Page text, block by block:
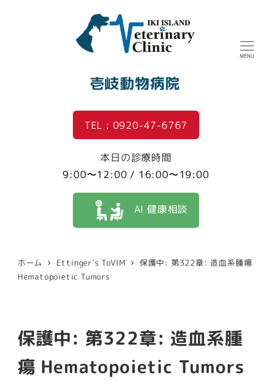
壱岐動物病院
MENU
TEL : 0920-47-6767
本日の診療時間
9:00〜12:00 / 16:00〜19:00
AI 健康相談
ホーム Ettinger’s ToVIM
保護中: 第322章: 造血系腫瘍
Hematopoietic Tumors
保護中: 第322章: 造血系腫
瘍 Hematopoietic Tumors